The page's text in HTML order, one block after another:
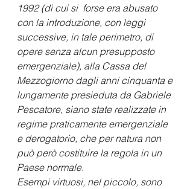
1992 (di cui si  forse era abusato
con la introduzione, con leggi
successive, in tale perimetro, di
opere senza alcun presupposto
emergenziale), alla Cassa del
Mezzogiorno dagli anni cinquanta e
lungamente presieduta da Gabriele
Pescatore, siano state realizzate in
regime praticamente emergenziale
e derogatorio, che per natura non
può però costituire la regola in un
Paese normale.
Esempi virtuosi, nel piccolo, sono